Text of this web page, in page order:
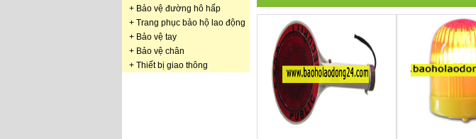
+ Bảo vệ đường hô hấp
+ Trang phục bảo hộ lao động
+ Bảo vệ tay
+ Bảo vệ chân
+ Thiết bị giao thông